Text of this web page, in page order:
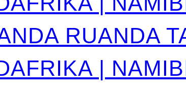
RUANDA
|